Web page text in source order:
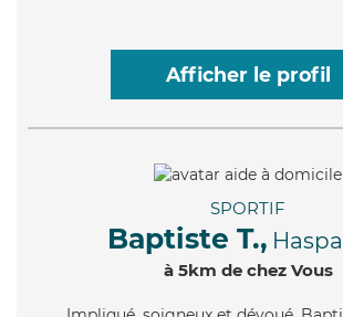
Afficher le profil
SPORTIF
Baptiste T.,
à 5km de chez Vous